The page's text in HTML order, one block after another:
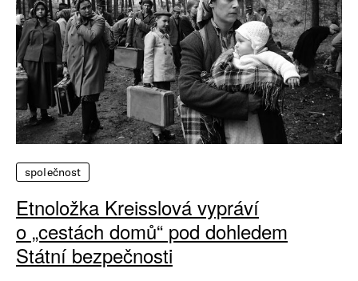
společnost
Etnoložka Kreisslová vypráví
o „cestách domů“ pod dohledem
Státní bezpečnosti